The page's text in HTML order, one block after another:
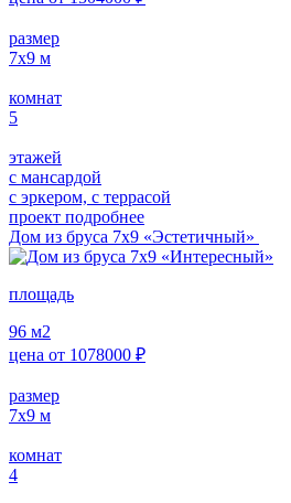
размер
7х9 м
комнат
5
этажей
с мансардой
с эркером, с террасой
проект подробнее
Дом из бруса 7х9 «Эстетичный»
площадь
96 м2
цена от 1078000 ₽
размер
7х9 м
комнат
4